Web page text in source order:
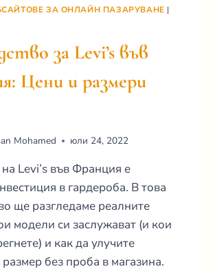
ЗА ОНЛАЙН ПАЗАРУВАНЕ |
за Levi’s във
Цени и размери
Mohamed юли 24, 2022
Levi’s във Франция е
в гардероба. В това
ще разгледаме реалните
модели си заслужават (и кои
и как да улучите
без проба в магазина.